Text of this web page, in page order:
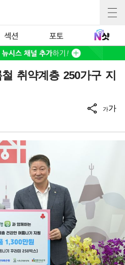
섹션 포토
취약계층 250가구 지
가가